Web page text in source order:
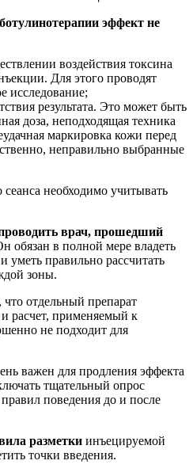
эффект не
воздействия токсина
Для этого проводят
исследование;
результата. Это может быть
доза, неподходящая техника
маркировка кожи перед
неправильно выбранные
необходимо учитывать
врач, прошедший
обязан в полной мере владеть
уметь правильно рассчитать
зоны.
отдельный препарат
расчет, применяемый к
не подходит для
важен для продления эффекта
тщательный опрос
поведения до и после
разметки инъецируемой
точки введения.